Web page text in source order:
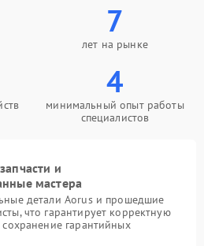
7
лет на рынке
4
минимальный опыт работы
специалистов
и
мастера
детали Aorus и прошедшие
что гарантирует корректную
гарантийных